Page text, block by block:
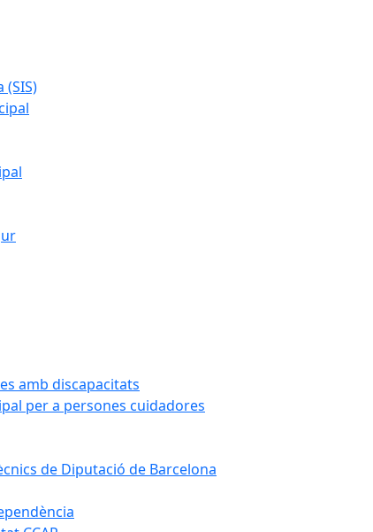
amb discapacitats
per a persones cuidadores
de Diputació de Barcelona